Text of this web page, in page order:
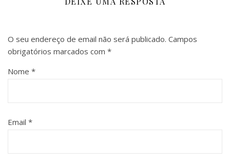
O seu endereço de email não será publicado. Campos
obrigatórios marcados com *
Nome *
Email *